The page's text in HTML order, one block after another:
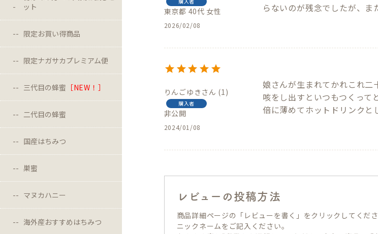
ット
限定お買い得商品
限定ナガサカプレミアム便
三代目の蜂蜜 ［NEW！］
二代目の蜂蜜
国産はちみつ
巣蜜
マヌカハニー
海外産おすすめはちみつ
東京都 40代 女性
2026/02/08
らないのが残念でしたが、ま
りんごゆき 1
購入者
非公開
2024/01/08
娘さんが生まれてかれこれ二
咳をし出すといつもつくって
倍に薄めてホットドリンクと
レビューの投稿方法
商品詳細ページの「レビューを書く」をクリックしてくださ
ニックネームをご記入ください。